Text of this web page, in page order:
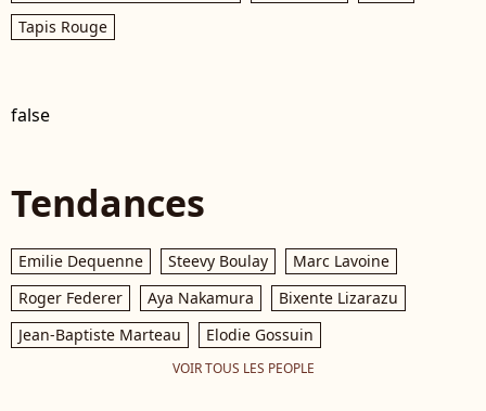
Tapis Rouge
false
Tendances
Emilie Dequenne Steevy Boulay
Marc Lavoine
Roger Federer
Aya Nakamura
Bixente Lizarazu
Jean-Baptiste Marteau
Elodie Gossuin
VOIR TOUS LES PEOPLE